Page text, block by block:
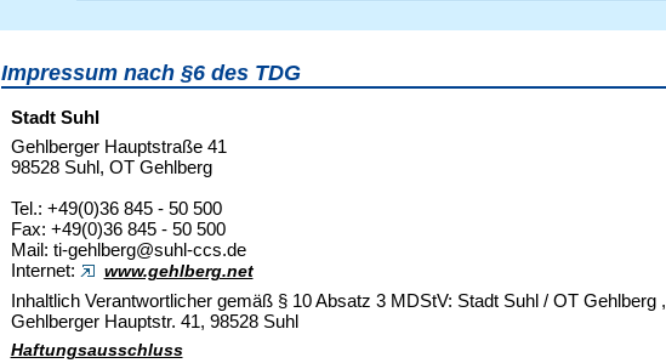
Impressum nach §6 des TDG
Stadt Suhl
Gehlberger Hauptstraße 41
98528 Suhl, OT Gehlberg
Tel.: +49(0)36 845 - 50 500
Fax: +49(0)36 845 - 50 500
Mail: ti-gehlberg@suhl-ccs.de
Internet:
www.gehlberg.net
Inhaltlich Verantwortlicher gemäß § 10 Absatz 3 MDStV: Stadt Suhl / OT Gehlberg ,
Gehlberger Hauptstr. 41, 98528 Suhl
Haftungsausschluss